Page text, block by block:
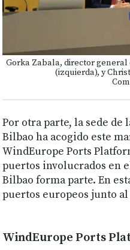
Gorka Zabala, director general
(izquierda), y
Por otra parte, la sede
Bilbao ha acogido este
WindEurope Ports
puertos involucrados en
Bilbao forma parte. En
puertos europeos junto al
WindEurope Ports